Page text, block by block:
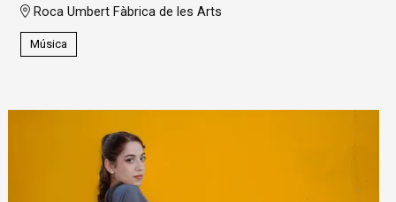
Roca Umbert Fàbrica de les Arts
Música